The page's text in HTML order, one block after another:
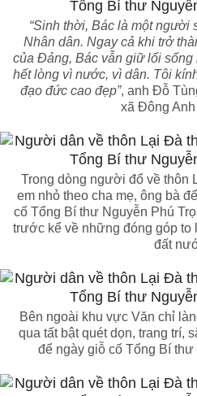
“Sinh thời, Bác là một người
Nhân dân. Ngay cả khi trở
của Đảng, Bác vẫn giữ lối sống
hết lòng vì nước, vì dân. Tôi
đạo đức cao đẹp”, anh Đỗ
xã Đông
Trong dòng người đổ về thôn
em nhỏ theo cha mẹ, ông bà
cố Tổng Bí thư Nguyễn Phú
trước kể về những đóng góp to
đất
Bên ngoài khu vực Văn chỉ
qua tất bật quét dọn, trang trí,
để ngày giỗ cố Tổng Bí thư